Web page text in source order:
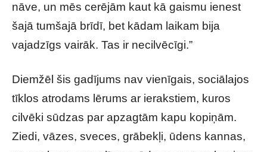
nāve, un mēs cerējām kaut kā gaismu ienest
šajā tumšajā brīdī, bet kādam laikam bija
vajadzīgs vairāk. Tas ir necilvēcīgi.”
Diemžēl šis gadījums nav vienīgais, sociālajos
tīklos atrodams lērums ar ierakstiem, kuros
cilvēki sūdzas par apzagtām kapu kopiņām.
Ziedi, vāzes, sveces, grābekļi, ūdens kannas,